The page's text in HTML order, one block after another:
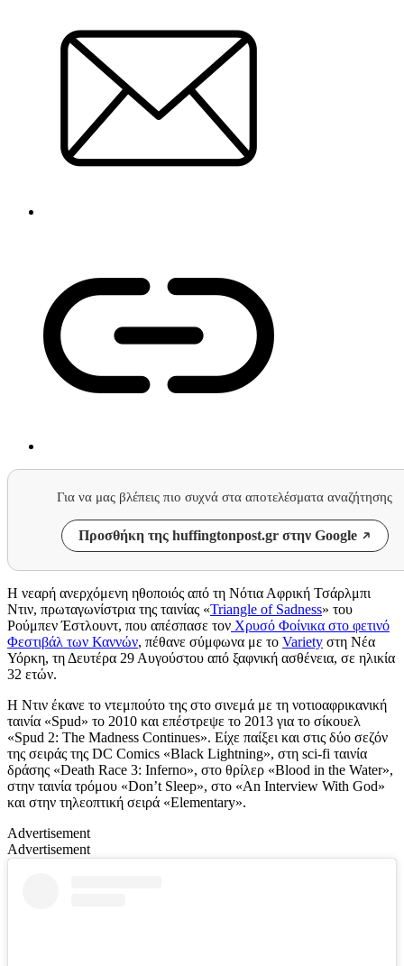
Για να μας βλέπεις πιο συχνά στα αποτελέσματα αναζήτησης
Προσθήκη της huffingtonpost.gr στην Google
Η νεαρή ανερχόμενη ηθοποιός από τη Νότια Αφρική Τσάρλμπι
Ντιν, πρωταγωνίστρια της ταινίας «Triangle of Sadness» του
Ρούμπεν Έστλουντ, που απέσπασε τον Χρυσό Φοίνικα στο φετινό
Φεστιβάλ των Καννών, πέθανε σύμφωνα με το Variety στη Νέα
Υόρκη, τη Δευτέρα 29 Αυγούστου από ξαφνική ασθένεια, σε ηλικία
32 ετών.
Η Ντιν έκανε το ντεμπούτο της στο σινεμά με τη νοτιοαφρικανική
ταινία «Spud» το 2010 και επέστρεψε το 2013 για το σίκουελ
«Spud 2: The Madness Continues». Είχε παίξει και στις δύο σεζόν
της σειράς της DC Comics «Black Lightning», στη sci-fi ταινία
δράσης «Death Race 3: Inferno», στο θρίλερ «Blood in the Water»,
στην ταινία τρόμου «Don’t Sleep», στο «An Interview With God»
και στην τηλεοπτική σειρά «Elementary».
Advertisement
Advertisement